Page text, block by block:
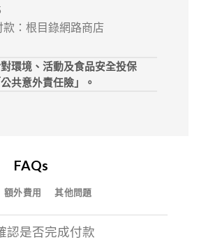
款：根目錄網路商店
環境、活動及食品安全投保
公共意外責任險」。
FAQs
額外費用 其他問題
認是否完成付款